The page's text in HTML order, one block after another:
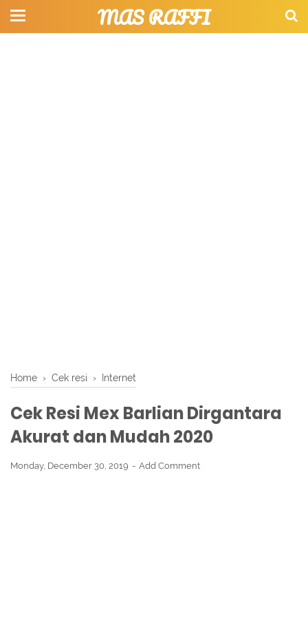
MAS RAFFI
Home › Cek resi › Internet
Cek Resi Mex Barlian Dirgantara
Akurat dan Mudah 2020
Monday, December 30, 2019 Add Comment